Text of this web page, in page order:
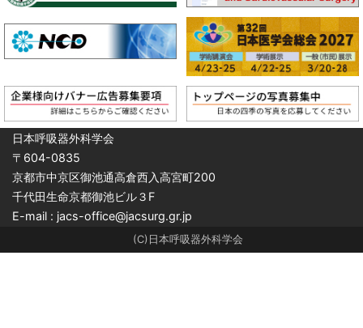
日本呼吸器外科学会
〒604-0835
京都市中京区御池通高倉西入高宮町200
千代田生命京都御池ビル３F
E-mail : jacs-office@jacsurg.gr.jp
(C)日本呼吸器外科学会